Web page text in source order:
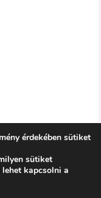
érdekében sütiket
sütiket
lehet kapcsolni a